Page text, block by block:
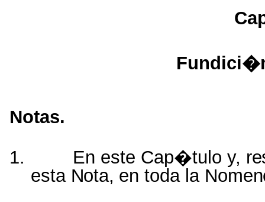
Notas.
1.
En este Cap�tulo y,
esta Nota, en toda la